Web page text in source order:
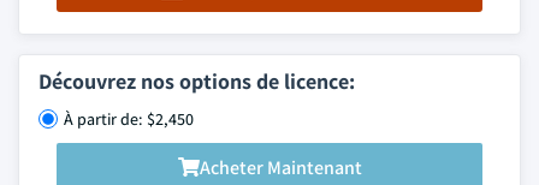
Découvrez nos options de licence:
À partir de: $2,450
Acheter Maintenant